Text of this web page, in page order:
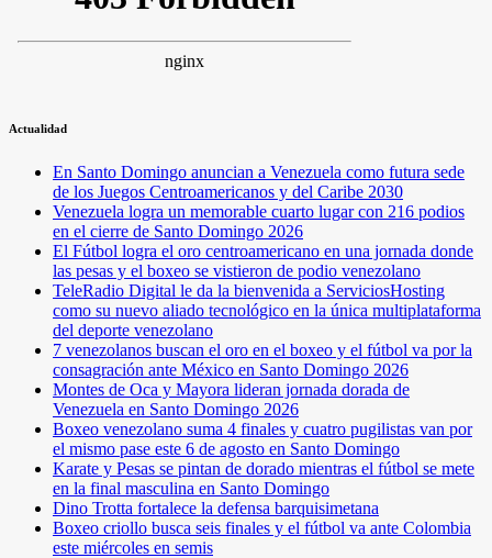
Actualidad
En Santo Domingo anuncian a Venezuela como futura sede
de los Juegos Centroamericanos y del Caribe 2030
Venezuela logra un memorable cuarto lugar con 216 podios
en el cierre de Santo Domingo 2026
El Fútbol logra el oro centroamericano en una jornada donde
las pesas y el boxeo se vistieron de podio venezolano
TeleRadio Digital le da la bienvenida a ServiciosHosting
como su nuevo aliado tecnológico en la única multiplataforma
del deporte venezolano
7 venezolanos buscan el oro en el boxeo y el fútbol va por la
consagración ante México en Santo Domingo 2026
Montes de Oca y Mayora lideran jornada dorada de
Venezuela en Santo Domingo 2026
Boxeo venezolano suma 4 finales y cuatro pugilistas van por
el mismo pase este 6 de agosto en Santo Domingo
Karate y Pesas se pintan de dorado mientras el fútbol se mete
en la final masculina en Santo Domingo
Dino Trotta fortalece la defensa barquisimetana
Boxeo criollo busca seis finales y el fútbol va ante Colombia
este miércoles en semis